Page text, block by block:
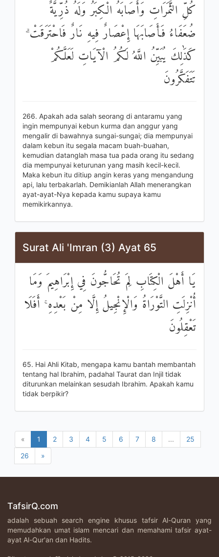
كُلِّ الثَّمَرَاتِ وَأَصَابَهُ الْكِبَرُ وَلَهُ ذُرِّيَّةٌ
ضُعَفَاءُ فَأَصَابَهَا إِعْصَارٌ فِيهِ نَارٌ فَاحْتَرَقَتْ ۗ
كَذَٰلِكَ يُبَيِّنُ اللَّهُ لَكُمُ الْآيَاتِ لَعَلَّكُمْ
تَتَفَكَّرُونَ
266. Apakah ada salah seorang di antaramu yang
ingin mempunyai kebun kurma dan anggur yang
mengalir di bawahnya sungai-sungai; dia mempunyai
dalam kebun itu segala macam buah-buahan,
kemudian datanglah masa tua pada orang itu sedang
dia mempunyai keturunan yang masih kecil-kecil.
Maka kebun itu ditiup angin keras yang mengandung
api, lalu terbakarlah. Demikianlah Allah menerangkan
ayat-ayat-Nya kepada kamu supaya kamu
memikirkannya.
Surat Ali 'Imran (3) Ayat 65
يَا أَهْلَ الْكِتَابِ لِمَ تُحَاجُّونَ فِي إِبْرَاهِيمَ وَمَا
أُنْزِلَتِ التَّوْرَاةُ وَالْإِنْجِيلُ إِلَّا مِنْ بَعْدِهِ ۚ أَفَلَا
تَعْقِلُونَ
65. Hai Ahli Kitab, mengapa kamu bantah membantah
tentang hal Ibrahim, padahal Taurat dan Injil tidak
diturunkan melainkan sesudah Ibrahim. Apakah kamu
tidak berpikir?
« 1 2 3 4 5 6 7 8 ...
25
26
»
TafsirQ.com
adalah sebuah search engine khusus tafsir Al-Quran yang
memudahkan umat islam mencari dan memahami tafsir ayat-
ayat Al-Qur'an dan Hadits.